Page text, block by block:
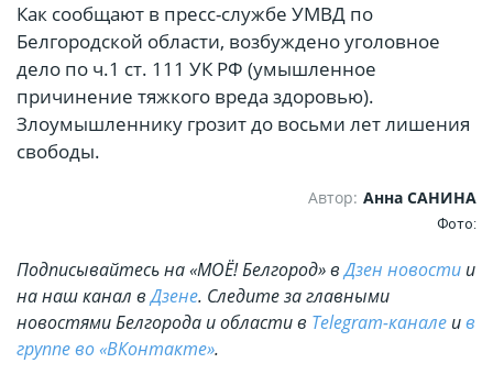
Как сообщают в пресс-службе УМВД по
Белгородской области, возбуждено уголовное
дело по ч.1 ст. 111 УК РФ (умышленное
причинение тяжкого вреда здоровью).
Злоумышленнику грозит до восьми лет лишения
свободы.
Автор: Анна САНИНА
Фото:
Подписывайтесь на «МОЁ! Белгород» вДзен новости и
на наш канал вДзене. Cледите за главными
новостями Белгорода и области в Telegram-канале ив
группе во «ВКонтакте».